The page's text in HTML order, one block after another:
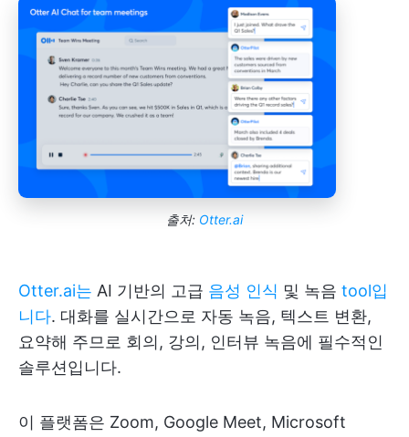
출처: Otter.ai
Otter.ai는 AI 기반의 고급 음성 인식 및 녹음 tool입
니다. 대화를 실시간으로 자동 녹음, 텍스트 변환,
요약해 주므로 회의, 강의, 인터뷰 녹음에 필수적인
솔루션입니다.
이 플랫폼은 Zoom, Google Meet, Microsoft